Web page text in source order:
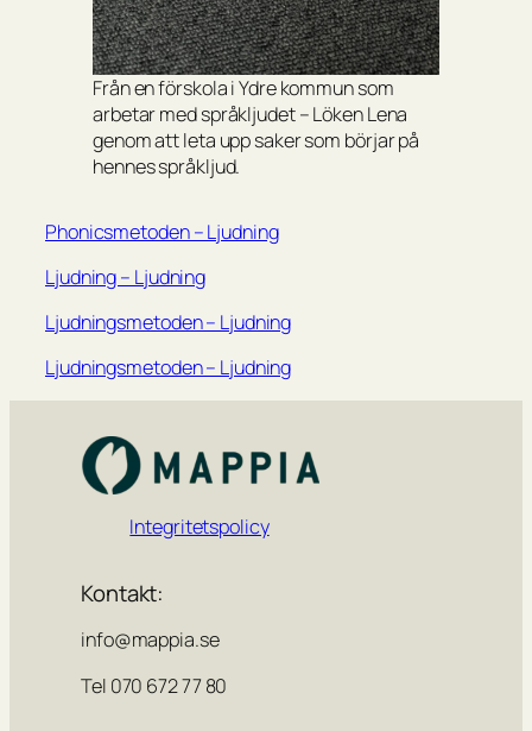
Från en förskola i Ydre kommun som
arbetar med språkljudet – Löken Lena
genom att leta upp saker som börjar på
hennes språkljud.
Phonicsmetoden – Ljudning
Ljudning – Ljudning
Ljudningsmetoden – Ljudning
Ljudningsmetoden – Ljudning
Integritetspolicy
Kontakt:
info@mappia.se
Tel 070 672 77 80